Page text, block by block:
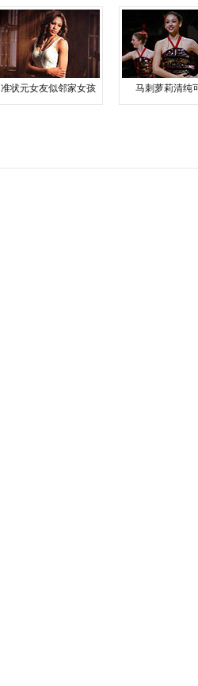
准状元女友似邻家女孩 马刺萝莉清纯